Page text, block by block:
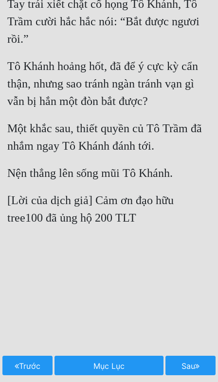
Tay trái xiết chặt cổ họng Tô Khánh, Tô
Trầm cười hắc hắc nói: “Bắt được ngươi
Tô Khánh hoảng hốt, đã để ý cực kỳ cẩn
thận, nhưng sao tránh ngàn tránh vạn gì
Một khắc sau, thiết quyền củ Tô Trầm đã
[Lời của dịch giả] Cảm ơn đạo hữu
Trước Mục Lục Sau